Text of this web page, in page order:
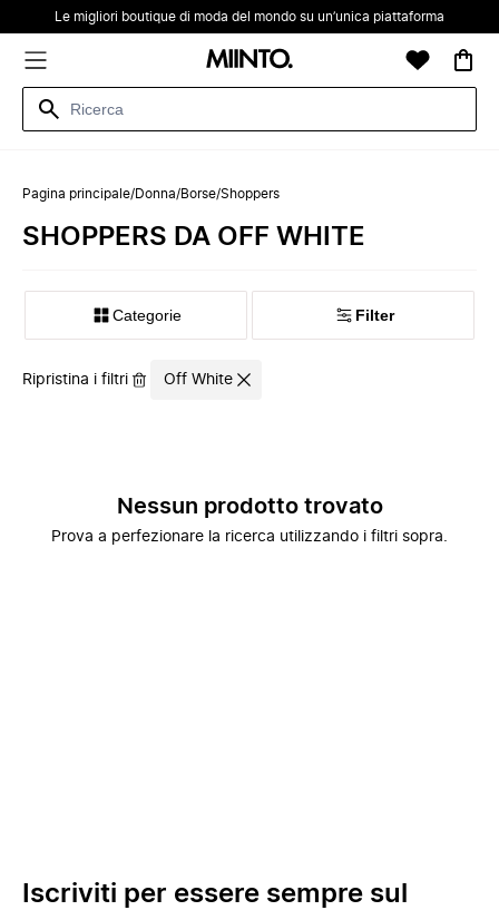
Le migliori boutique di moda del mondo su un’unica piattaforma
Pagina principale/Donna/Borse/Shoppers
SHOPPERS DA OFF WHITE
Categorie Filter
Ripristina i filtri Off White
Nessun prodotto trovato
Prova a perfezionare la ricerca utilizzando i filtri sopra.
Iscriviti per essere sempre sul